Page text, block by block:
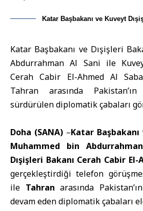
Katar Başbakanı ve Kuveyt
Katar Başbakanı ve Dışişleri
Abdurrahman Al Sani ile
Cerah Cabir El-Ahmed Al
Tahran arasında
sürdürülen diplomatik çabaları
Doha (SANA) –Katar Başbakanı
Muhammed bin
Dışişleri Bakanı Cerah Cabir
gerçekleştirdiği telefon
ile Tahran arasında
devam eden diplomatik çabaları